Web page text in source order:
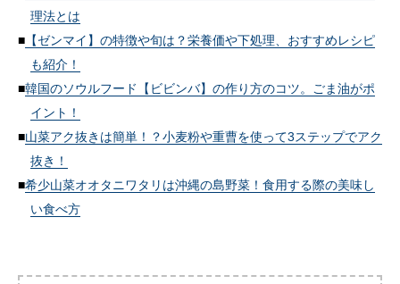
理法とは
【ゼンマイ】の特徴や旬は？栄養価や下処理、おすすめレシピ
も紹介！
韓国のソウルフード【ビビンバ】の作り方のコツ。ごま油がポ
イント！
山菜アク抜きは簡単！？小麦粉や重曹を使って3ステップでアク
抜き！
希少山菜オオタニワタリは沖縄の島野菜！食用する際の美味し
い食べ方